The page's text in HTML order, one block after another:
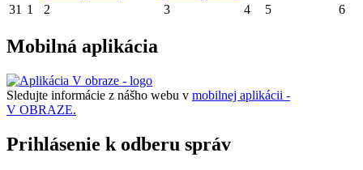
31 1 2 3 4 5 6
Mobilná aplikácia
Sledujte informácie z nášho webu v mobilnej aplikácii -
V OBRAZE.
Prihlásenie k odberu správ